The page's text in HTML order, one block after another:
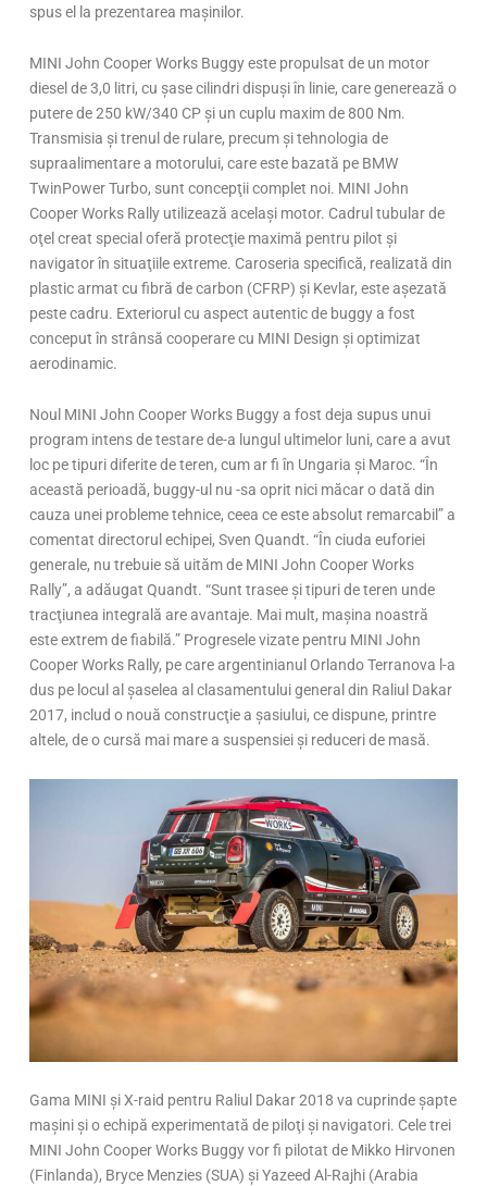
spus el la prezentarea maşinilor.
MINI John Cooper Works Buggy este propulsat de un motor
diesel de 3,0 litri, cu şase cilindri dispuşi în linie, care generează o
putere de 250 kW/340 CP şi un cuplu maxim de 800 Nm.
Transmisia şi trenul de rulare, precum şi tehnologia de
supraalimentare a motorului, care este bazată pe BMW
TwinPower Turbo, sunt concepţii complet noi. MINI John
Cooper Works Rally utilizează acelaşi motor. Cadrul tubular de
oţel creat special oferă protecţie maximă pentru pilot şi
navigator în situaţiile extreme. Caroseria specifică, realizată din
plastic armat cu fibră de carbon (CFRP) şi Kevlar, este aşezată
peste cadru. Exteriorul cu aspect autentic de buggy a fost
conceput în strânsă cooperare cu MINI Design şi optimizat
aerodinamic.
Noul MINI John Cooper Works Buggy a fost deja supus unui
program intens de testare de-a lungul ultimelor luni, care a avut
loc pe tipuri diferite de teren, cum ar fi în Ungaria şi Maroc. “În
această perioadă, buggy-ul nu -sa oprit nici măcar o dată din
cauza unei probleme tehnice, ceea ce este absolut remarcabil” a
comentat directorul echipei, Sven Quandt. “În ciuda euforiei
generale, nu trebuie să uităm de MINI John Cooper Works
Rally”, a adăugat Quandt. “Sunt trasee şi tipuri de teren unde
tracţiunea integrală are avantaje. Mai mult, maşina noastră
este extrem de fiabilă.” Progresele vizate pentru MINI John
Cooper Works Rally, pe care argentinianul Orlando Terranova l-a
dus pe locul al şaselea al clasamentului general din Raliul Dakar
2017, includ o nouă construcţie a şasiului, ce dispune, printre
altele, de o cursă mai mare a suspensiei şi reduceri de masă.
Gama MINI şi X-raid pentru Raliul Dakar 2018 va cuprinde şapte
maşini şi o echipă experimentată de piloţi şi navigatori. Cele trei
MINI John Cooper Works Buggy vor fi pilotat de Mikko Hirvonen
(Finlanda), Bryce Menzies (SUA) şi Yazeed Al-Rajhi (Arabia